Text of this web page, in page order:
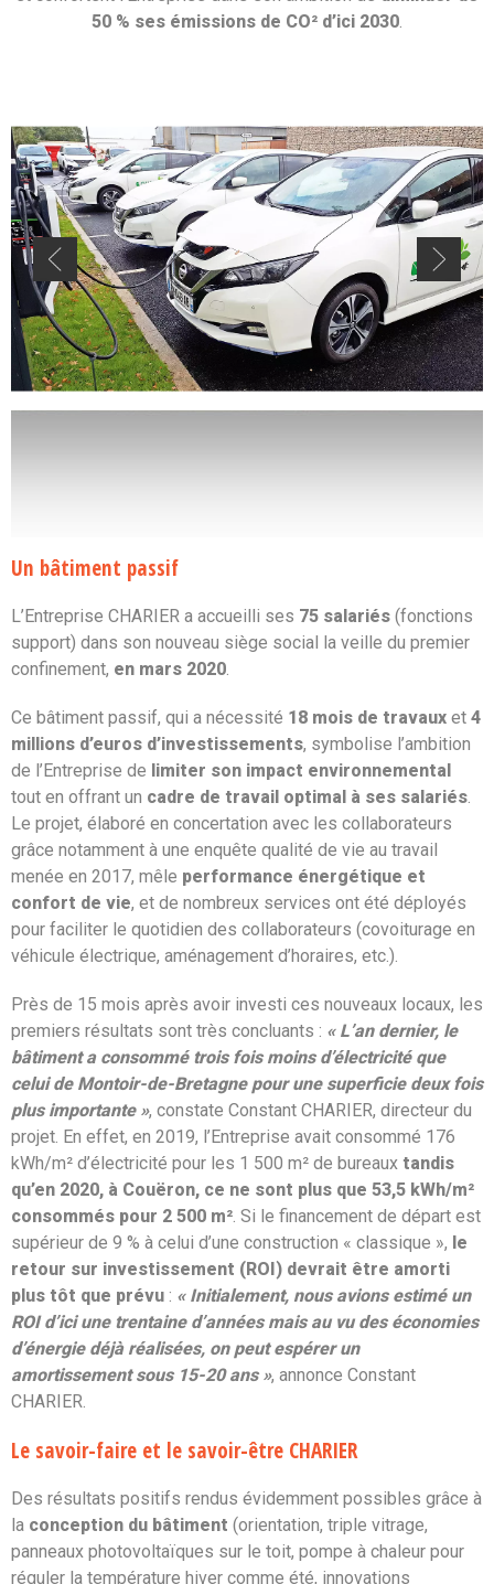
50 % ses émissions de CO² d’ici 2030.
Un bâtiment passif
L’Entreprise CHARIER a accueilli ses 75 salariés (fonctions
support) dans son nouveau siège social la veille du premier
confinement, en mars 2020.
Ce bâtiment passif, qui a nécessité 18 mois de travaux et 4
millions d’euros d’investissements, symbolise l’ambition
de l’Entreprise de limiter son impact environnemental
tout en offrant un cadre de travail optimal à ses salariés.
Le projet, élaboré en concertation avec les collaborateurs
grâce notamment à une enquête qualité de vie au travail
menée en 2017, mêle performance énergétique et
confort de vie, et de nombreux services ont été déployés
pour faciliter le quotidien des collaborateurs (covoiturage en
véhicule électrique, aménagement d’horaires, etc.).
Près de 15 mois après avoir investi ces nouveaux locaux, les
premiers résultats sont très concluants : « L’an dernier, le
bâtiment a consommé trois fois moins d’électricité que
celui de Montoir-de-Bretagne pour une superficie deux fois
plus importante », constate Constant CHARIER, directeur du
projet. En effet, en 2019, l’Entreprise avait consommé 176
kWh/m² d’électricité pour les 1 500 m² de bureaux tandis
qu’en 2020, à Couëron, ce ne sont plus que 53,5 kWh/m²
consommés pour 2 500 m². Si le financement de départ est
supérieur de 9 % à celui d’une construction « classique », le
retour sur investissement (ROI) devrait être amorti
plus tôt que prévu : « Initialement, nous avions estimé un
ROI d’ici une trentaine d’années mais au vu des économies
d’énergie déjà réalisées, on peut espérer un
amortissement sous 15-20 ans », annonce Constant
CHARIER.
Le savoir-faire et le savoir-être CHARIER
Des résultats positifs rendus évidemment possibles grâce à
la conception du bâtiment (orientation, triple vitrage,
panneaux photovoltaïques sur le toit, pompe à chaleur pour
réguler la température hiver comme été, innovations